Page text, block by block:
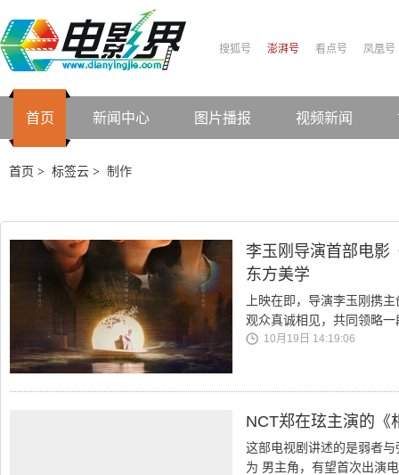
搜狐号 澎湃号 看点号 凤凰号
首页 新闻中心 图片播报 视频新闻
首页 > 标签云 > 制作
李玉刚导演首部电影
东方美学
上映在即，导演李玉刚携
观众真诚相见，共同领略
10月19日 14:19:06
NCT郑在玹主演的《
这部电视剧讲述的是弱者
为 男主角，有望首次出演